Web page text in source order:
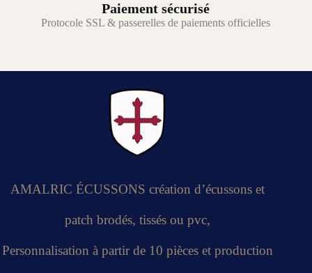
Paiement sécurisé
Protocole SSL & passerelles de paiements officielles
AMALRIC ÉCUSSONS création d’écussons et
patch brodés, tissés ou pvc,
Personnalisation à partir de 10 pièces et production